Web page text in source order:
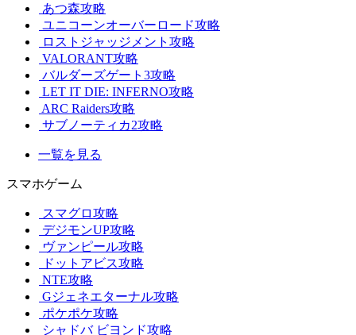
あつ森攻略
ユニコーンオーバーロード攻略
ロストジャッジメント攻略
VALORANT攻略
バルダーズゲート3攻略
LET IT DIE: INFERNO攻略
ARC Raiders攻略
サブノーティカ2攻略
一覧を見る
スマホゲーム
スマグロ攻略
デジモンUP攻略
ヴァンピール攻略
ドットアビス攻略
NTE攻略
Gジェネエターナル攻略
ポケポケ攻略
シャドバ ビヨンド攻略